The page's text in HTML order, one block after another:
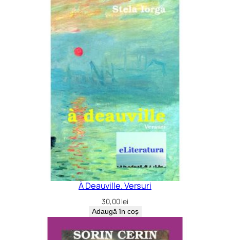
À Deauville. Versuri
30,00lei
Adaugă în coș